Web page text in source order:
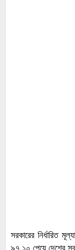
সরকারের নির্ধারিত